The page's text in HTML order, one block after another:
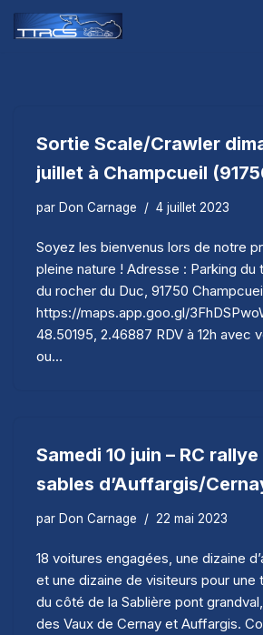
Sortie Scale/Crawler
juillet à Champcueil
par Don Carnage 4 juillet 2023
Soyez les bienvenus lors de notre
pleine nature ! Adresse : Parking du
du rocher du Duc, 91750
https://maps.app.goo.gl/
48.50195, 2.46887 RDV à 12h avec
ou…
Samedi 10 juin – RC
sables d’Auffargis/
par Don Carnage 22 mai 2023
18 voitures engagées, une dizaine
et une dizaine de visiteurs pour une
du côté de la Sablière pont
des Vaux de Cernay et Auffargis.